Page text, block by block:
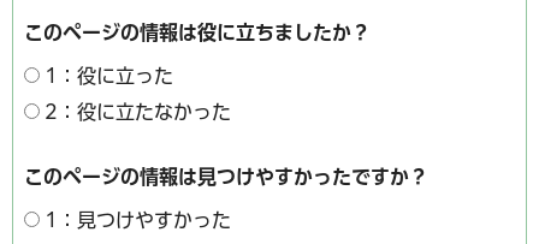
このページの情報は役に立ちましたか？
1：役に立った
2：役に立たなかった
このページの情報は見つけやすかったですか？
1：見つけやすかった